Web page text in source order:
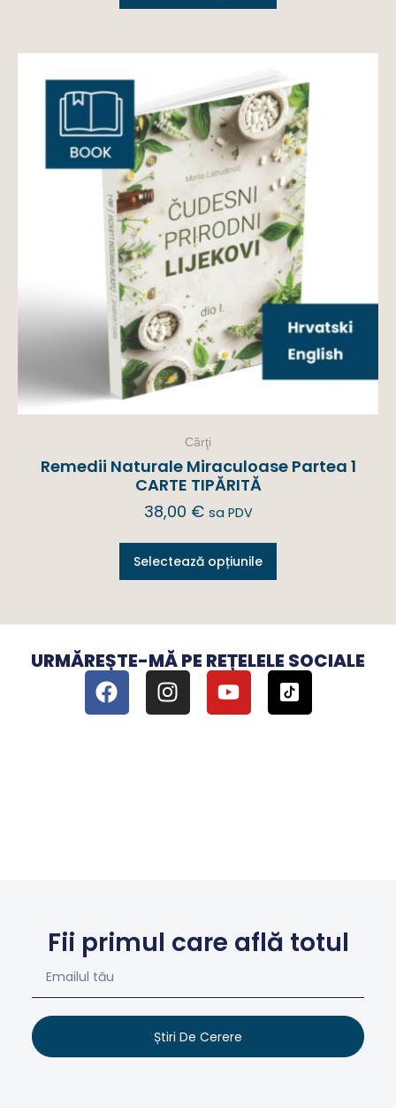
Cărţi
Remedii Naturale Miraculoase Partea 1
CARTE TIPĂRITĂ
38,00 € sa PDV
Selectează opțiunile
URMĂREȘTE-MĂ PE REȚELELE SOCIALE
Fii primul care află totul
Știri De Cerere